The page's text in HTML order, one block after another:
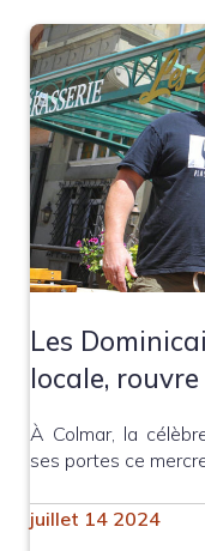
Les
locale,
À Colmar, la
ses portes ce
juillet 14 2024